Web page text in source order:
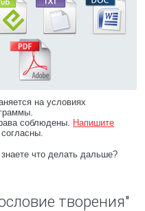
на условиях
соблюдены. Напишите
что делать дальше?
творения"